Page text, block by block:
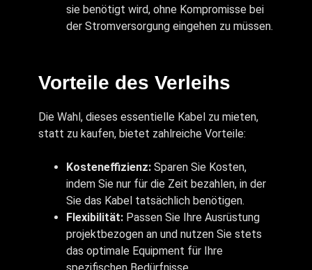
sie benötigt wird, ohne Kompromisse bei
der Stromversorgung eingehen zu müssen.
Vorteile des Verleihs
Die Wahl, dieses essentielle Kabel zu mieten,
statt zu kaufen, bietet zahlreiche Vorteile:
Kosteneffizienz: Sparen Sie Kosten,
indem Sie nur für die Zeit bezahlen, in der
Sie das Kabel tatsächlich benötigen.
Flexibilität: Passen Sie Ihre Ausrüstung
projektbezogen an und nutzen Sie stets
das optimale Equipment für Ihre